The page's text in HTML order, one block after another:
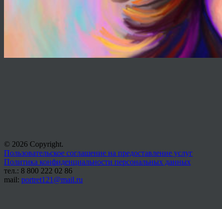
© 2026 Copyright.
Пользовательское соглашение на предоставление услуг
Политика конфиденциальности персональных данных
тел.: 8 800 222 02 86
mail: portret121@mail.ru